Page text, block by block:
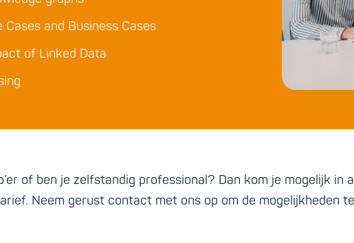
and Business Cases
of Linked Data
of ben je zelfstandig professional? Dan kom je mogelijk in
Neem gerust contact met ons op om de mogelijkheden